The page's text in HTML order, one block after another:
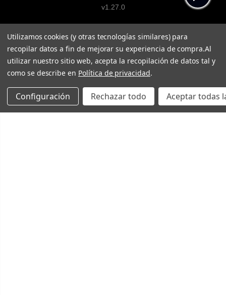
v1.27.0
Utilizamos cookies (y otras tecnologías similares) para
recopilar datos a fin de mejorar su experiencia de compra.Al
utilizar nuestro sitio web, acepta la recopilación de datos tal y
como se describe en Política de privacidad.
Configuración Rechazar todo Aceptar todas